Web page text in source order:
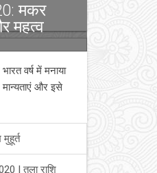
मकर
महत्व
वर्ष में मनाया
मान्यताएं और इसे
| तुला राशि